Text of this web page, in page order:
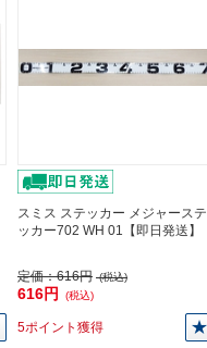
スミス ステッカー メジャーステ
ッカー702 WH 01【即日発送】
定価：616円 (税込)
616円 (税込)
5ポイント獲得